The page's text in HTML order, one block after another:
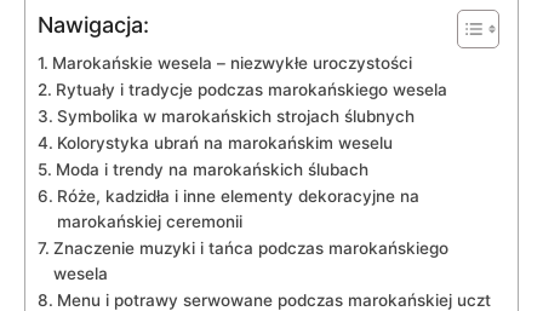
Nawigacja:
Marokańskie wesela⁣ – niezwykłe uroczystości
Rytuały i tradycje podczas marokańskiego wesela
Symbolika w marokańskich ‌strojach ślubnych
Kolorystyka ubrań na marokańskim⁢ weselu
Moda i trendy na ⁣marokańskich ślubach
Róże, kadzidła i ​inne elementy dekoracyjne na‍
marokańskiej ceremonii
Znaczenie muzyki i tańca podczas marokańskiego
wesela
Menu i ⁢potrawy‌ serwowane podczas marokańskiej uczt